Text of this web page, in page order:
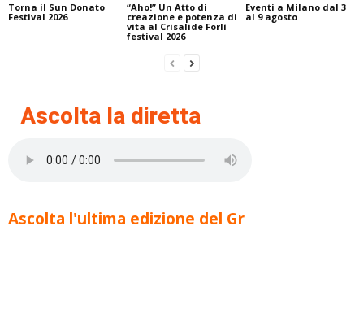
Torna il Sun Donato
Festival 2026
“Aho!” Un Atto di
creazione e potenza di
vita al Crisalide Forlì
festival 2026
Eventi a Milano dal 3
al 9 agosto
Ascolta la diretta
Ascolta l'ultima edizione del Gr